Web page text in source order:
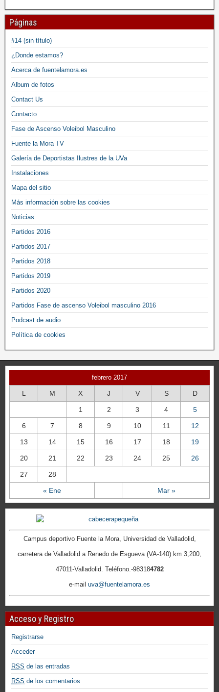
Páginas
#14 (sin título)
¿Donde estamos?
Acerca de fuentelamora.es
Album de fotos
Contact Us
Contacto
Fase de Ascenso Voleibol Masculino
Fuente la Mora TV
Galería de Deportistas Ilustres de la UVa
Instalaciones
Mapa del sitio
Más información sobre las cookies
Noticias
Partidos 2016
Partidos 2017
Partidos 2018
Partidos 2019
Partidos 2020
Partidos Fase de ascenso Voleibol masculino 2016
Podcast de audio
Política de cookies
febrero 2017
L M X J V S D
« Ene Mar »
1 2 3 4 5
6 7 8 9 10 11 12
13 14 15 16 17 18 19
20 21 22 23 24 25 26
27 28
Campus deportivo Fuente la Mora, Universidad de Valladolid,
carretera de Valladolid a Renedo de Esgueva (VA-140) km 3,200,
47011-Valladolid. Teléfono.-983184782
e-mail uva@fuentelamora.es
Acceso y Registro
Registrarse
Acceder
RSS de las entradas
RSS de los comentarios